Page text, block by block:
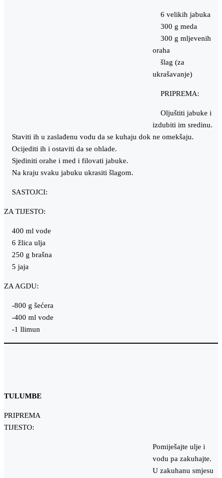
6 velikih jabuka
300 g meda
300 g mljevenih
oraha
šlag (za
ukrašavanje)
PRIPREMA:
Oljuštiti jabuke i
izdubiti im sredinu.
Staviti ih u zaslađenu vodu da se kuhaju dok ne omekšaju.
Ocijediti ih i ostaviti da se ohlade.
Sjediniti orahe i med i filovati jabuke.
Na kraju svaku jabuku ukrasiti šlagom.
SASTOJCI:
ZA TIJESTO:
400 ml vode
6 žlica ulja
250 g brašna
5 jaja
ZA AGDU:
-800 g šećera
-400 ml vode
-1 llimun
TULUMBE
PRIPREMA
TIJESTO:
Pomiješajte ulje i
vodu pa zakuhajte.
U zakuhanu smjesu